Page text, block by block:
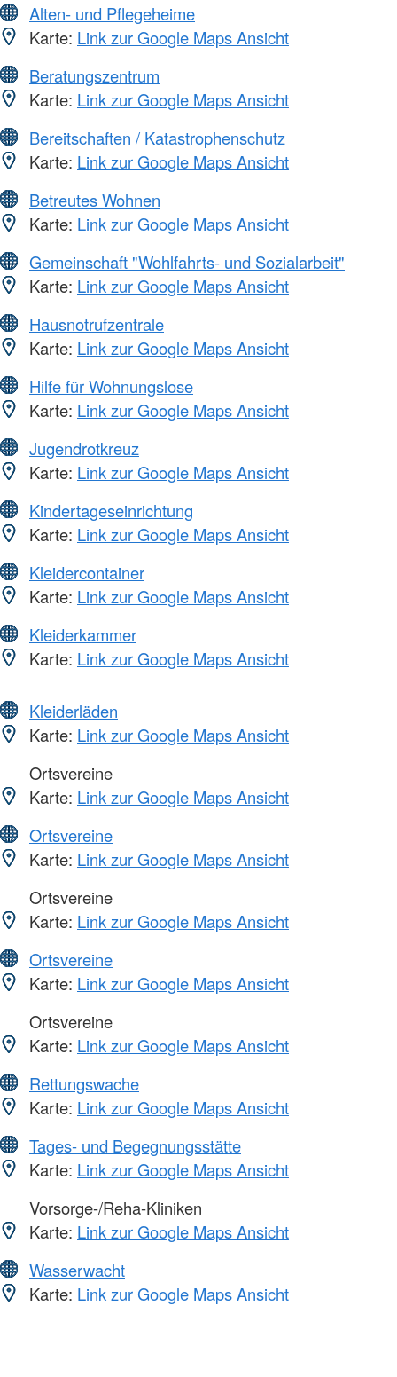
Alten- und Pflegeheime
Karte: Link zur Google Maps Ansicht
Beratungszentrum
Karte: Link zur Google Maps Ansicht
Bereitschaften / Katastrophenschutz
Karte: Link zur Google Maps Ansicht
Betreutes Wohnen
Karte: Link zur Google Maps Ansicht
Gemeinschaft "Wohlfahrts- und Sozialarbeit"
Karte: Link zur Google Maps Ansicht
Hausnotrufzentrale
Karte: Link zur Google Maps Ansicht
Hilfe für Wohnungslose
Karte: Link zur Google Maps Ansicht
Jugendrotkreuz
Karte: Link zur Google Maps Ansicht
Kindertageseinrichtung
Karte: Link zur Google Maps Ansicht
Kleidercontainer
Karte: Link zur Google Maps Ansicht
Kleiderkammer
Karte: Link zur Google Maps Ansicht
Kleiderläden
Karte: Link zur Google Maps Ansicht
Ortsvereine
Karte: Link zur Google Maps Ansicht
Ortsvereine
Karte: Link zur Google Maps Ansicht
Ortsvereine
Karte: Link zur Google Maps Ansicht
Ortsvereine
Karte: Link zur Google Maps Ansicht
Ortsvereine
Karte: Link zur Google Maps Ansicht
Rettungswache
Karte: Link zur Google Maps Ansicht
Tages- und Begegnungsstätte
Karte: Link zur Google Maps Ansicht
Vorsorge-/Reha-Kliniken
Karte: Link zur Google Maps Ansicht
Wasserwacht
Karte: Link zur Google Maps Ansicht